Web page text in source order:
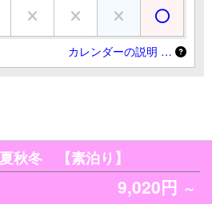
カレンダーの説明 …
秋冬 【素泊り】
9,020円 ～